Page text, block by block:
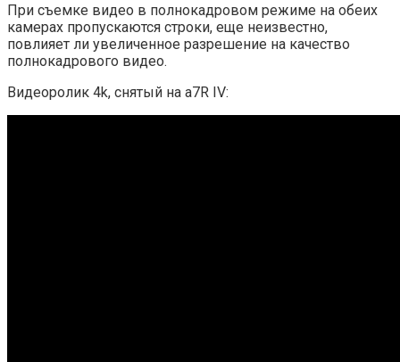
При съемке видео в полнокадровом режиме на обеих
камерах пропускаются строки, еще неизвестно,
повлияет ли увеличенное разрешение на качество
полнокадрового видео.
Видеоролик 4k, снятый на a7R IV: